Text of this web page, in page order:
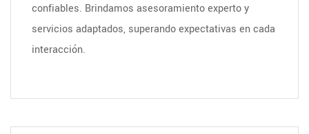
confiables. Brindamos asesoramiento experto y
servicios adaptados, superando expectativas en cada
interacción.